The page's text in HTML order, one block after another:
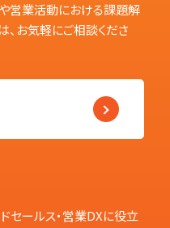
営業活動における課題解
、お気軽にご相談くださ
セールス・営業DXに役立